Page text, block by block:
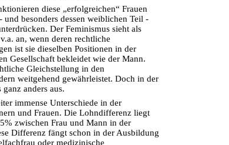
diese „erfolgreichen“ Frauen
und besonders dessen weiblichen Teil -
Der Feminismus sieht als
an, wenn deren rechtliche
ist sie dieselben Positionen in der
Gesellschaft bekleidet wie der Mann.
Gleichstellung in den
weitgehend gewährleistet. Doch in der
anders aus.
immense Unterschiede in der
und Frauen. Die Lohndifferenz liegt
zwischen Frau und Mann in der
Differenz fängt schon in der Ausbildung
oder medizinische